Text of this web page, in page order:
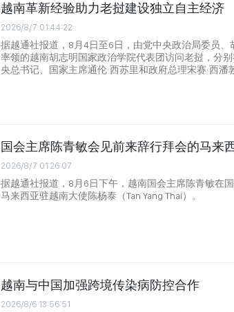
越南革新经验助力老挝建设独立自主经济
2026/8/7 01:44:22
据越通社报道，8月4日至6日，由党中央政治局委员、
率领的越南胡志明国家政治学院代表团访问老挝，分
央总书记、国家主席通伦·西苏里和政府总理宋赛·西潘
国会主席陈青敏会见前来辞行拜会的马来
2026/8/7 01:26:07
据越通社报道，8月6日下午，越南国会主席陈青敏在
马来西亚驻越南大使陈杨泰（Tan Yang Thai）。
越南与中国加强跨境传染病防控合作
2026/8/6 13:56:51